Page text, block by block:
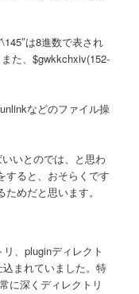
は8進数で表され
た、$gwkkchxiv(152-
などのファイル操
いとのでは、と思わ
すると、おそらくです
めだと思います。
、pluginディレクト
まれていました。特
に深くディレクトリ